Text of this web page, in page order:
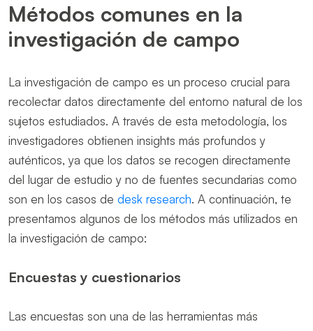
Métodos comunes en la
investigación de campo
La investigación de campo es un proceso crucial para
recolectar datos directamente del entorno natural de los
sujetos estudiados. A través de esta metodología, los
investigadores obtienen insights más profundos y
auténticos, ya que los datos se recogen directamente
del lugar de estudio y no de fuentes secundarias como
son en los casos de desk research. A continuación, te
presentamos algunos de los métodos más utilizados en
la investigación de campo:
Encuestas y cuestionarios
Las encuestas son una de las herramientas más